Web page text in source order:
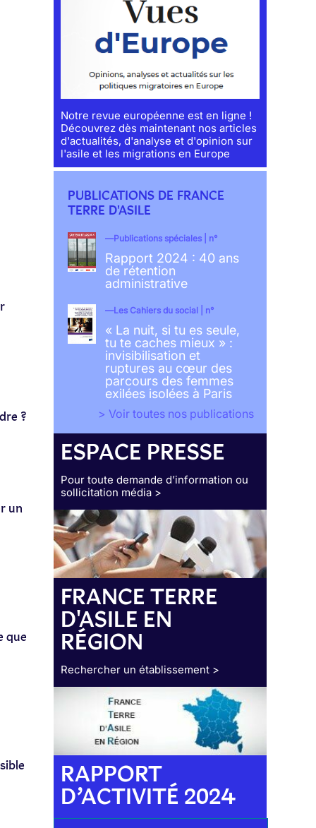
?
un
que
Notre revue européenne est en ligne !
Découvrez dès maintenant nos articles
d'actualités, d'analyse et d'opinion sur
l'asile et les migrations en Europe
PUBLICATIONS DE FRANCE
TERRE D'ASILE
Publications spéciales | n°
Rapport 2024 : 40 ans
de rétention
administrative
Les Cahiers du social | n°
« La nuit, si tu es seule,
tu te caches mieux » :
invisibilisation et
ruptures au cœur des
parcours des femmes
exilées isolées à Paris
> Voir toutes nos publications
ESPACE PRESSE
Pour toute demande d’information ou
sollicitation média >
FRANCE TERRE
D'ASILE EN
RÉGION
Rechercher un établissement >
RAPPORT
D’ACTIVITÉ 2024